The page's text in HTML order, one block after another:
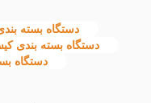
دستگاه بسته
دستگاه بسته بندی
دستگاه